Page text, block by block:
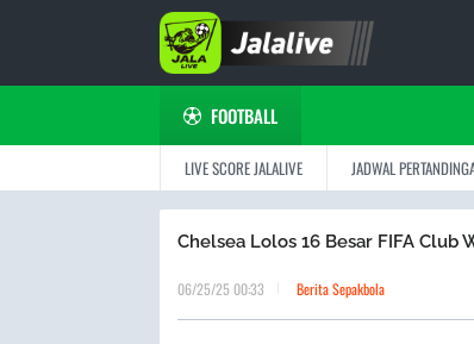
FOOTBALL
LIVE SCORE JALALIVE JADWAL
Chelsea Lolos 16 Besar FIFA Club
06/25/25 00:33 Berita Sepakbola